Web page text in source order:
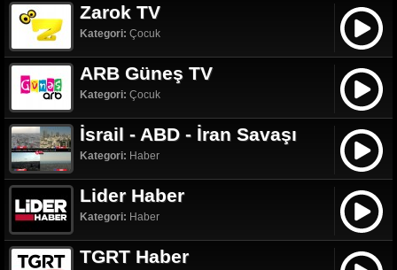
Zarok TV
Kategori: Çocuk
ARB Güneş TV
Kategori: Çocuk
İsrail - ABD - İran Savaşı
Kategori: Haber
Lider Haber
Kategori: Haber
TGRT Haber